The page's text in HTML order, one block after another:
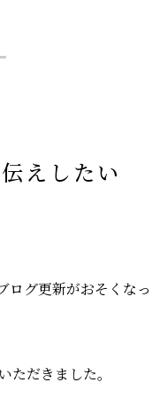
えしたい
ログ更新がおそくなっ
ただきました。